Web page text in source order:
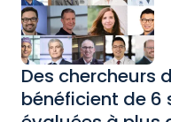
Des chercheurs
bénéficient de 6